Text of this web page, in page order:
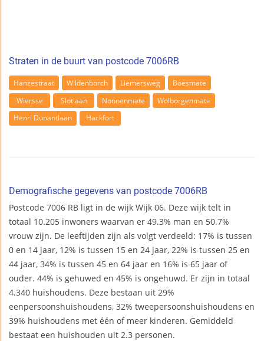
Straten in de buurt van postcode 7006RB
Hanzestraat Wildenborch Liemersweg
Boesmate
Wiersse
Slotlaan Nonnenmate
Wolborgenmate
Henri Dunantlaan
Hackfort
Demografische gegevens van postcode 7006RB
Postcode 7006 RB ligt in de wijk Wijk 06. Deze wijk telt in
totaal 10.205 inwoners waarvan er 49.3% man en 50.7%
vrouw zijn. De leeftijden zijn als volgt verdeeld: 17% is tussen
0 en 14 jaar, 12% is tussen 15 en 24 jaar, 22% is tussen 25 en
44 jaar, 34% is tussen 45 en 64 jaar en 16% is 65 jaar of
ouder. 44% is gehuwed en 45% is ongehuwd. Er zijn in totaal
4.340 huishoudens. Deze bestaan uit 29%
eenpersoonshuishoudens, 32% tweepersoonshuishoudens en
39% huishoudens met één of meer kinderen. Gemiddeld
bestaat een huishouden uit 2.3 personen.